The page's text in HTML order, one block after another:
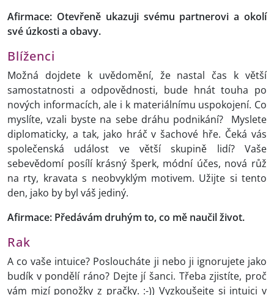
Afirmace: Otevřeně ukazuji svému partnerovi a okolí
své úzkosti a obavy.
Blíženci
Možná dojdete k uvědomění, že nastal čas k větší
samostatnosti a odpovědnosti, bude hnát touha po
nových informacích, ale i k materiálnímu uspokojení. Co
myslíte, vzali byste na sebe dráhu podnikání? Myslete
diplomaticky, a tak, jako hráč v šachové hře. Čeká vás
společenská událost ve větší skupině lidí? Vaše
sebevědomí posílí krásný šperk, módní účes, nová růž
na rty, kravata s neobvyklým motivem. Užijte si tento
den, jako by byl váš jediný.
Afirmace: Předávám druhým to, co mě naučil život.
Rak
A co vaše intuice? Posloucháte ji nebo ji ignorujete jako
budík v pondělí ráno? Dejte jí šanci. Třeba zjistíte, proč
vám mizí ponožky z pračky. :-)) Vyzkoušejte si intuici v